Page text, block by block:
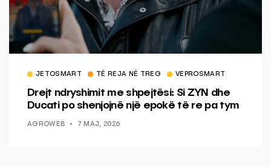
JETOSMART TË REJA NË TREG VEPROSMART
Drejt ndryshimit me shpejtësi: Si ZYN dhe
Ducati po shenjojnë një epokë të re pa tym
AGROWEB 7 MAJ, 2026